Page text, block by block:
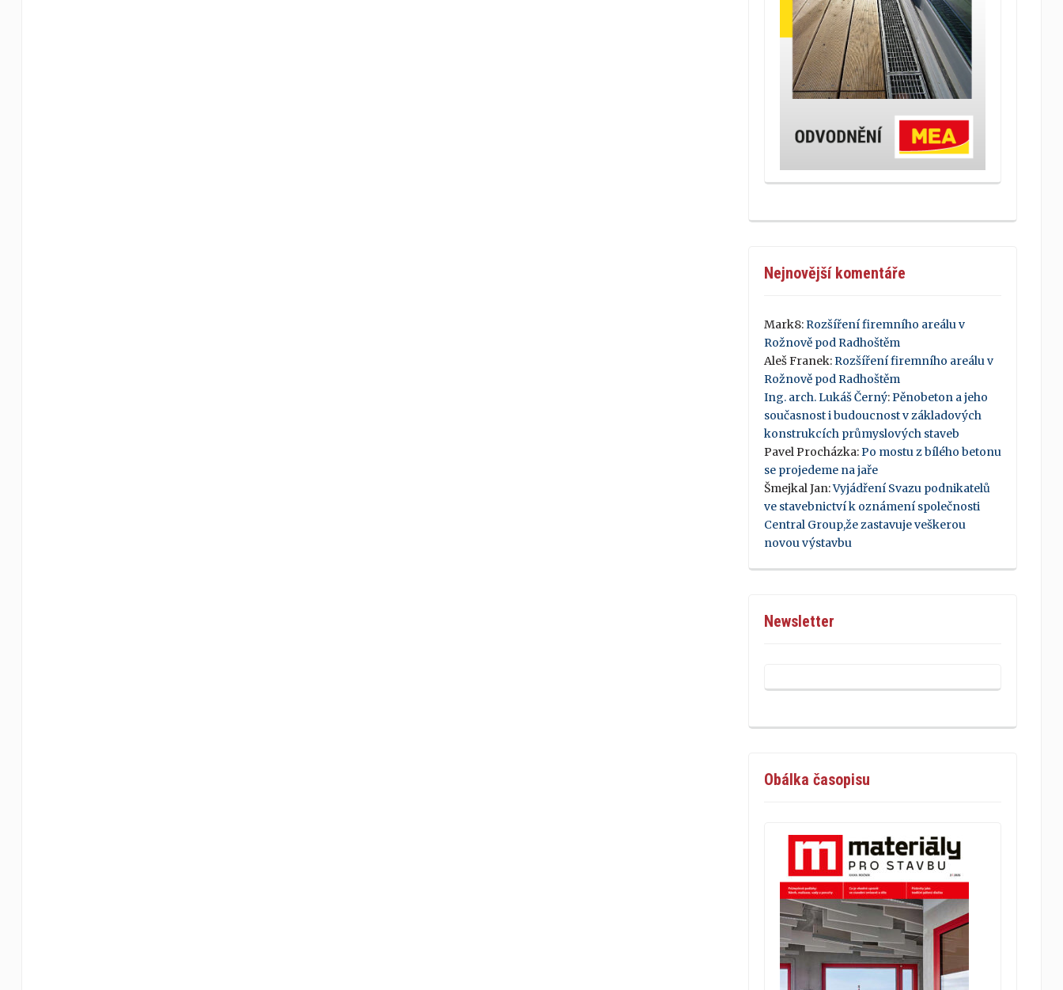
Nejnovější komentáře
Mark8:Rozšíření firemního areálu v
Rožnově pod Radhoštěm
Aleš Franek:Rozšíření firemního areálu v
Rožnově pod Radhoštěm
Ing. arch. Lukáš Černý:Pěnobeton a jeho
současnost i budoucnost v základových
konstrukcích průmyslových staveb
Pavel Procházka:Po mostu z bílého betonu
se projedeme na jaře
Šmejkal Jan:Vyjádření Svazu podnikatelů
ve stavebnictví k oznámení společnosti
Central Group,že zastavuje veškerou
novou výstavbu
Newsletter
Obálka časopisu